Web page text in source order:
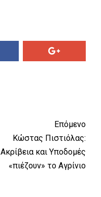
Επόμενο
Κώστας Πιστιόλας:
Ακρίβεια και Υποδομές
«πιέζουν» το Αγρίνιο